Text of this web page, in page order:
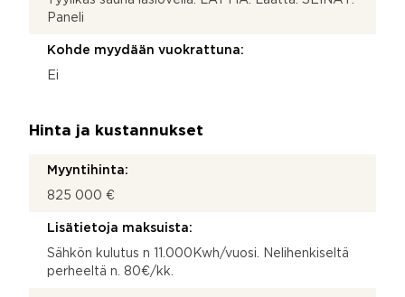
Paneli
Kohde myydään vuokrattuna:
Ei
Hinta ja kustannukset
Myyntihinta:
825 000 €
Lisätietoja maksuista:
Sähkön kulutus n 11.000Kwh/vuosi. Nelihenkiseltä
perheeltä n. 80€/kk.